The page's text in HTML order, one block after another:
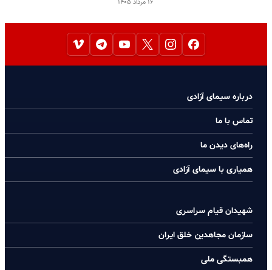
۱۶ مرداد ۱۴۰۵
درباره سیمای آزادی
تماس با ما
راه‌های دیدن ما
همیاری با سیمای آزادی
شهیدان قیام سراسری
سازمان مجاهدین خلق ایران
همبستگی ملی